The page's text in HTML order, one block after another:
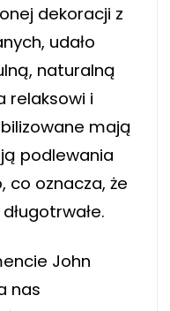
dekoracji z
udało
naturalną
relaksowi i
mają
podlewania
co oznacza, że
John
nas